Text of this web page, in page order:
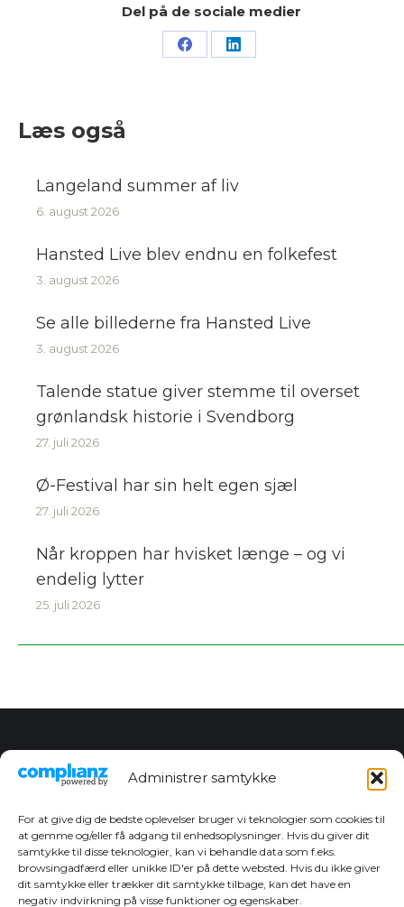
Administrer samtykke
For at give dig de bedste oplevelser bruger vi teknologier som cookies til
at gemme og/eller få adgang til enhedsoplysninger. Hvis du giver dit
samtykke til disse teknologier, kan vi behandle data som f.eks.
browsingadfærd eller unikke ID'er på dette websted. Hvis du ikke giver
dit samtykke eller trækker dit samtykke tilbage, kan det have en
negativ indvirkning på visse funktioner og egenskaber.
Del på de sociale medier
Share Share
Læs også
Langeland summer af liv
6. august 2026
Hansted Live blev endnu en folkefest
3. august 2026
Se alle billederne fra Hansted Live
3. august 2026
Talende statue giver stemme til overset
grønlandsk historie i Svendborg
27. juli 2026
Ø-Festival har sin helt egen sjæl
27. juli 2026
Når kroppen har hvisket længe – og vi
endelig lytter
25. juli 2026
Kontakt redaktionen
Christian Dan Jensen
Tlf. 27 83 10 80
cj@sydfynskemedia.dk
Annoncer
Dorte Hansen